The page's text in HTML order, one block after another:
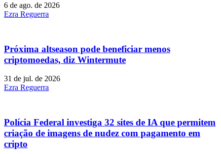
6 de ago. de 2026
Ezra Reguerra
Próxima altseason pode beneficiar menos
criptomoedas, diz Wintermute
31 de jul. de 2026
Ezra Reguerra
Polícia Federal investiga 32 sites de IA que permitem
criação de imagens de nudez com pagamento em
cripto